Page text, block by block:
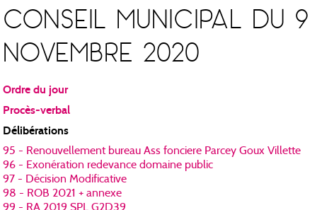
CONSEIL MUNICIPAL DU 9
NOVEMBRE 2020
Ordre du jour
Procès-verbal
Délibérations
95 - Renouvellement bureau Ass fonciere Parcey Goux Villette
96 - Exonération redevance domaine public
97 - Décision Modificative
98 - ROB 2021 + annexe
99 - RA 2019 SPL G2D39